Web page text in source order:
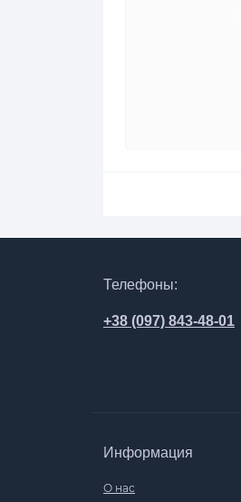
Телефоны:
+38 (097) 843-48-01
Информация
О нас